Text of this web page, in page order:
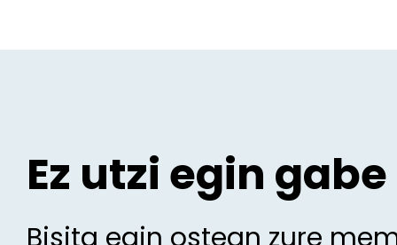
Ez utzi egin gabe